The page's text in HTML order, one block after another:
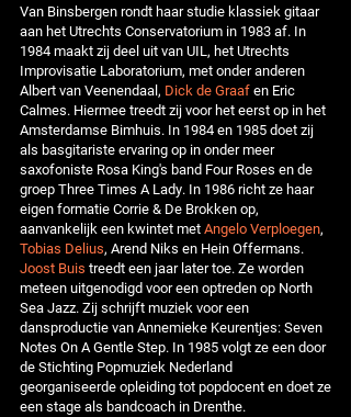
Van Binsbergen rondt haar studie klassiek gitaar
aan het Utrechts Conservatorium in 1983 af. In
1984 maakt zij deel uit van UIL, het Utrechts
Improvisatie Laboratorium, met onder anderen
Albert van Veenendaal, Dick de Graafen Eric
Calmes. Hiermee treedt zij voor het eerst op in het
Amsterdamse Bimhuis. In 1984 en 1985 doet zij
als basgitariste ervaring op in onder meer
saxofoniste Rosa King's band Four Roses en de
groep Three Times A Lady. In 1986 richt ze haar
eigen formatie Corrie & De Brokken op,
aanvankelijk een kwintet metAngelo Verploegen,
Tobias Delius, Arend Niks en Hein Offermans.
Joost Buis treedt een jaar later toe. Ze worden
meteen uitgenodigd voor een optreden op North
Sea Jazz. Zij schrijft muziek voor een
dansproductie van Annemieke Keurentjes: Seven
Notes On A Gentle Step. In 1985 volgt ze een door
de Stichting Popmuziek Nederland
georganiseerde opleiding tot popdocent en doet ze
een stage als bandcoach in Drenthe.